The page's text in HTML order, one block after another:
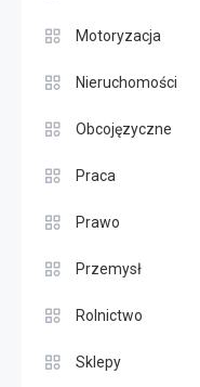
Motoryzacja
Nieruchomości
Obcojęzyczne
Praca
Prawo
Przemysł
Rolnictwo
Sklepy